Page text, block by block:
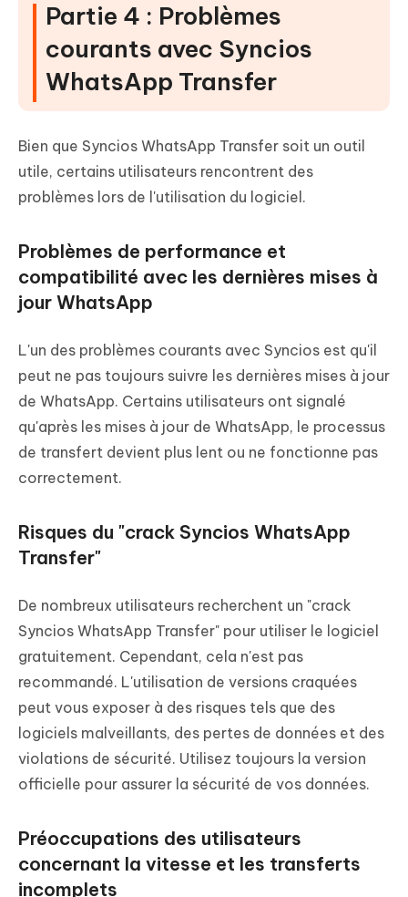
Partie 4 : Problèmes
courants avec Syncios
WhatsApp Transfer
Bien que Syncios WhatsApp Transfer soit un outil
utile, certains utilisateurs rencontrent des
problèmes lors de l'utilisation du logiciel.
Problèmes de performance et
compatibilité avec les dernières mises à
jour WhatsApp
L'un des problèmes courants avec Syncios est qu'il
peut ne pas toujours suivre les dernières mises à jour
de WhatsApp. Certains utilisateurs ont signalé
qu'après les mises à jour de WhatsApp, le processus
de transfert devient plus lent ou ne fonctionne pas
correctement.
Risques du "crack Syncios WhatsApp
Transfer"
De nombreux utilisateurs recherchent un "crack
Syncios WhatsApp Transfer" pour utiliser le logiciel
gratuitement. Cependant, cela n'est pas
recommandé. L'utilisation de versions craquées
peut vous exposer à des risques tels que des
logiciels malveillants, des pertes de données et des
violations de sécurité. Utilisez toujours la version
officielle pour assurer la sécurité de vos données.
Préoccupations des utilisateurs
concernant la vitesse et les transferts
incomplets